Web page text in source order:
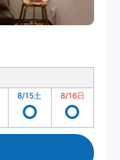
8/15土 8/16日